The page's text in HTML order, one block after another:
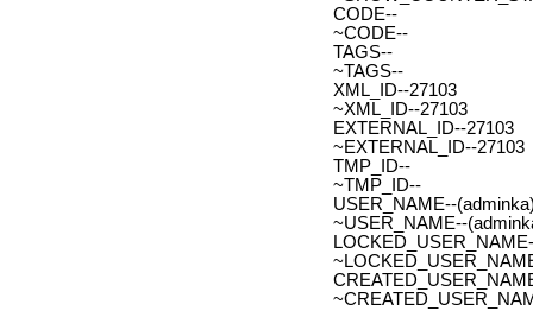
CODE--
~CODE--
TAGS--
~TAGS--
XML_ID--27103
~XML_ID--27103
EXTERNAL_ID--27103
~EXTERNAL_ID--27103
TMP_ID--
~TMP_ID--
USER_NAME--
~USER_NAME--